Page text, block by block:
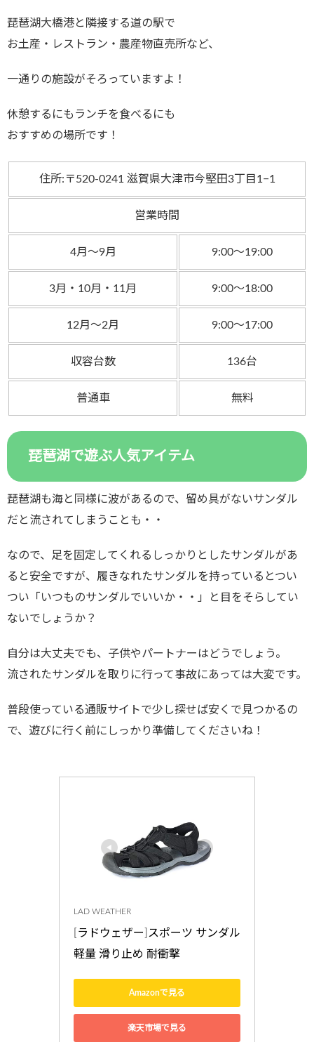
琵琶湖大橋港と隣接する道の駅で
お土産・レストラン・農産物直売所など、
一通りの施設がそろっていますよ！
休憩するにもランチを食べるにも
おすすめの場所です！
住所:〒520-0241 滋賀県大津市今堅田3丁目1−1
営業時間
4月～9月 9:00～19:00
3月・10月・11月 9:00～18:00
12月～2月 9:00～17:00
収容台数 136台
普通車 無料
琵琶湖で遊ぶ人気アイテム
琵琶湖も海と同様に波があるので、留め具がないサンダル
だと流されてしまうことも・・
なので、足を固定してくれるしっかりとしたサンダルがあ
ると安全ですが、履きなれたサンダルを持っているとつい
つい「いつものサンダルでいいか・・」と目をそらしてい
ないでしょうか？
自分は大丈夫でも、子供やパートナーはどうでしょう。
流されたサンダルを取りに行って事故にあっては大変です。
普段使っている通販サイトで少し探せば安くで見つかるの
で、遊びに行く前にしっかり準備してくださいね！
LAD WEATHER
[ラドウェザー]スポーツ サンダル
軽量 滑り止め 耐衝撃
Amazonで見る
楽天市場で見る